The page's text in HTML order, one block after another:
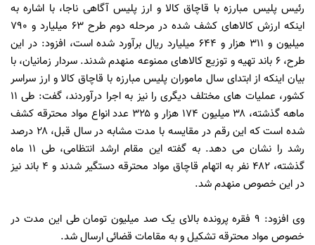
رئیس پلیس مبارزه با قاچاق کالا و ارز پلیس آگاهی ناجا، با اشاره به
اینکه ارزش کالاهای کشف شده در مرحله دوم طرح ۶۳ میلیارد و ۷۹۰
میلیون و ۳۱۱ هزار و ۶۴۴ میلیارد ریال برآورد شده است، افزود: در این
طرح، ۶ باند تهیه و توزیع کالاهای ممنوعه منهدم شدند. سردار زمانیان، با
بیان اینکه از ابتدای سال ماموران پلیس مبارزه با قاچاق کالا و ارز سراسر
کشور، عملیات های مختلف دیگری را نیز به اجرا درآوردند، گفت: طی ۱۱
ماهه گذشته، ۳۸ میلیون ۱۷۴ هزار و ۳۲۵ عدد انواع مواد محترقه کشف
شده است که این رقم در مقایسه با مدت مشابه در سال قبل، ۲۸ درصد
رشد را نشان می دهد. به گفته این مقام ارشد انتظامی، طی ۱۱ ماه
گذشته، ۴۸۲ نفر به اتهام قاچاق مواد محترقه دستگیر شدند و ۴ باند نیز
در این خصوص منهدم شد.
وی افزود: ۹ فقره پرونده بالای یک صد میلیون تومان طی این مدت در
خصوص مواد محترقه تشکیل و به مقامات قضائی ارسال شد.